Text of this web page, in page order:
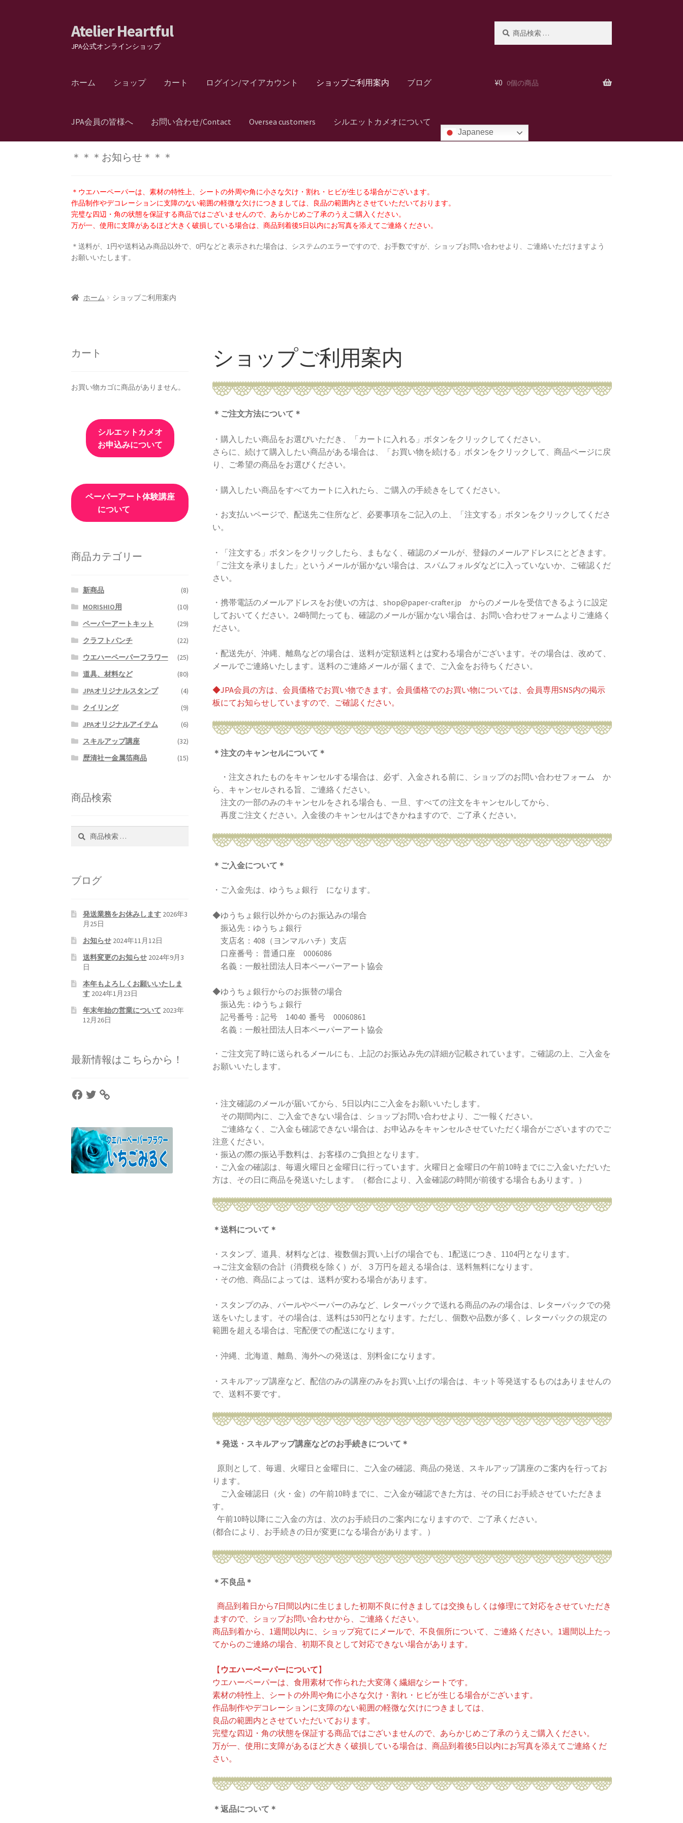
ナ
ビ
ゲ
シ
キ
ッ
コ
ン
テ
ツ
プ
Atelier Heartful
JPA公式オンラインショップ
ホーム ショップ カート ログイン/マイアカウント ショップご利用案内 ブログ
JPA会員の皆様へ お問い合わせ/Contact Oversea customers シルエットカメオについて
Japanese
¥0 0個の商品
＊＊＊お知らせ＊＊＊
＊ウエハーペーパーは、素材の特性上、シートの外周や角に小さな欠け・割れ・ヒビが生じる場合がございます。
作品制作やデコレーションに支障のない範囲の軽微な欠けにつきましては、良品の範囲内とさせていただいております。
完璧な四辺・角の状態を保証する商品ではございませんので、あらかじめご了承のうえご購入ください。
万が一、使用に支障があるほど大きく破損している場合は、商品到着後5日以内にお写真を添えてご連絡ください。
＊送料が、1円や送料込み商品以外で、0円などと表示された場合は、システムのエラーですので、お手数ですが、ショップお問い合わせより、ご連絡いただけますよう
お願いいたします。
ホーム ショップご利用案内
ショップご利用案内
＊ご注文方法について＊
・購入したい商品をお選びいただき、「カートに入れる」ボタンをクリックしてください。
さらに、続けて購入したい商品がある場合は、「お買い物を続ける」ボタンをクリックして、商品ページに戻
り、ご希望の商品をお選びください。
・購入したい商品をすべてカートに入れたら、ご購入の手続きをしてください。
・お支払いページで、配送先ご住所など、必要事項をご記入の上、「注文する」ボタンをクリックしてくださ
い。
・「注文する」ボタンをクリックしたら、まもなく、確認のメールが、登録のメールアドレスにとどきます。
「ご注文を承りました」というメールが届かない場合は、スパムフォルダなどに入っていないか、ご確認くだ
さい。
・携帯電話のメールアドレスをお使いの方は、shop@paper-crafter.jp からのメールを受信できるように設定
しておいてください。24時間たっても、確認のメールが届かない場合は、お問い合わせフォームよりご連絡く
ださい。
・配送先が、沖縄、離島などの場合は、送料が定額送料とは変わる場合がございます。その場合は、改めて、
メールでご連絡いたします。送料のご連絡メールが届くまで、ご入金をお待ちください。
◆JPA会員の方は、会員価格でお買い物できます。会員価格でのお買い物については、会員専用SNS内の掲示
板にてお知らせしていますので、ご確認ください。
＊注文のキャンセルについて＊
・注文されたものをキャンセルする場合は、必ず、入金される前に、ショップのお問い合わせフォーム か
ら、キャンセルされる旨、ご連絡ください。
注文の一部のみのキャンセルをされる場合も、一旦、すべての注文をキャンセルしてから、
再度ご注文ください。入金後のキャンセルはできかねますので、ご了承ください。
＊ご入金について＊
・ご入金先は、ゆうちょ銀行 になります。
◆ゆうちょ銀行以外からのお振込みの場合
振込先：ゆうちょ銀行
支店名：408（ヨンマルハチ）支店
口座番号： 普通口座 0006086
名義：一般社団法人日本ペーパーアート協会
◆ゆうちょ銀行からのお振替の場合
振込先：ゆうちょ銀行
記号番号：記号 14040 番号 00060861
名義：一般社団法人日本ペーパーアート協会
・ご注文完了時に送られるメールにも、上記のお振込み先の詳細が記載されています。ご確認の上、ご入金を
お願いいたします。
・注文確認のメールが届いてから、5日以内にご入金をお願いいたします。
その期間内に、ご入金できない場合は、ショップお問い合わせより、ご一報ください。
ご連絡なく、ご入金も確認できない場合は、お申込みをキャンセルさせていただく場合がございますのでご
注意ください。
・振込の際の振込手数料は、お客様のご負担となります。
・ご入金の確認は、毎週火曜日と金曜日に行っています。火曜日と金曜日の午前10時までにご入金いただいた
方は、その日に商品を発送いたします。（都合により、入金確認の時間が前後する場合もあります。）
＊送料について＊
・スタンプ、道具、材料などは、複数個お買い上げの場合でも、1配送につき、1104円となります。
→ご注文金額の合計（消費税を除く）が、３万円を超える場合は、送料無料になります。
・その他、商品によっては、送料が変わる場合があります。
・スタンプのみ、パールやペーパーのみなど、レターパックで送れる商品のみの場合は、レターパックでの発
送をいたします。その場合は、送料は530円となります。ただし、個数や品数が多く、レターパックの規定の
範囲を超える場合は、宅配便での配送になります。
・沖縄、北海道、離島、海外への発送は、別料金になります。
・スキルアップ講座など、配信のみの講座のみをお買い上げの場合は、キット等発送するものはありませんの
で、送料不要です。
＊発送・スキルアップ講座などのお手続きについて＊
原則として、毎週、火曜日と金曜日に、ご入金の確認、商品の発送、スキルアップ講座のご案内を行ってお
ります。
ご入金確認日（火・金）の午前10時までに、ご入金が確認できた方は、その日にお手続させていただきま
す。
午前10時以降にご入金の方は、次のお手続日のご案内になりますので、ご了承ください。
(都合により、お手続きの日が変更になる場合があります。）
＊不良品＊
商品到着日から7日間以内に生じました初期不良に付きましては交換もしくは修理にて対応をさせていただき
ますので、ショップお問い合わせから、ご連絡ください。
商品到着から、1週間以内に、ショップ宛てにメールで、不良個所について、ご連絡ください。1週間以上たっ
てからのご連絡の場合、初期不良として対応できない場合があります。
【 ウエハーペーパーについて】
ウエハーペーパーは、食用素材で作られた大変薄く繊細なシートです。
素材の特性上、シートの外周や角に小さな欠け・割れ・ヒビが生じる場合がございます。
作品制作やデコレーションに支障のない範囲の軽微な欠けにつきましては、
良品の範囲内とさせていただいております。
完璧な四辺・角の状態を保証する商品ではございませんので、あらかじめご了承のうえご購入ください。
万が一、使用に支障があるほど大きく破損している場合は、商品到着後5日以内にお写真を添えてご連絡くだ
さい。
＊返品について＊
カート
お買い物カゴに商品がありません。
シルエットカメオ
お申込みについて
ペーパーアート体験講座
について
商品カテゴリー
新商品
(8)
MORISHIO用
(10)
ペーパーアートキット
(29)
クラフトパンチ
(22)
ウエハーペーパーフラワー
(25)
道具、材料など
(80)
JPAオリジナルスタンプ
(4)
クイリング
(9)
JPAオリジナルアイテム
(6)
スキルアップ講座
(32)
歴清社ー金属箔商品
(15)
商品検索
ブログ
発送業務をお休みします 2026年3
月25日
お知らせ 2024年11月12日
送料変更のお知らせ 2024年9月3
日
本年もよろしくお願いいたしま
す 2024年1月23日
年末年始の営業について 2023年
12月26日
最新情報はこちらから！
Facebook
Twitter